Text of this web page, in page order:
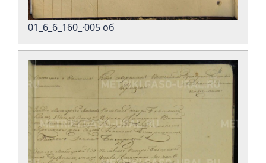
01_6_6_160_·005 об